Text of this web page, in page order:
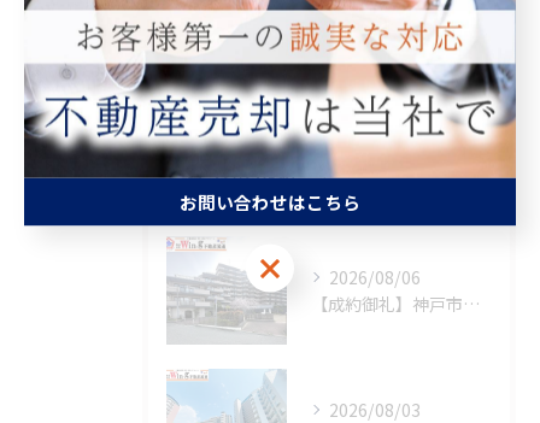
査定
買取
最近の投稿 Recent Posts
2026/08/06
【成約御礼】神戸市須磨区
2026/08/03
お問い合わせはこちら
お問い合わせはこちら